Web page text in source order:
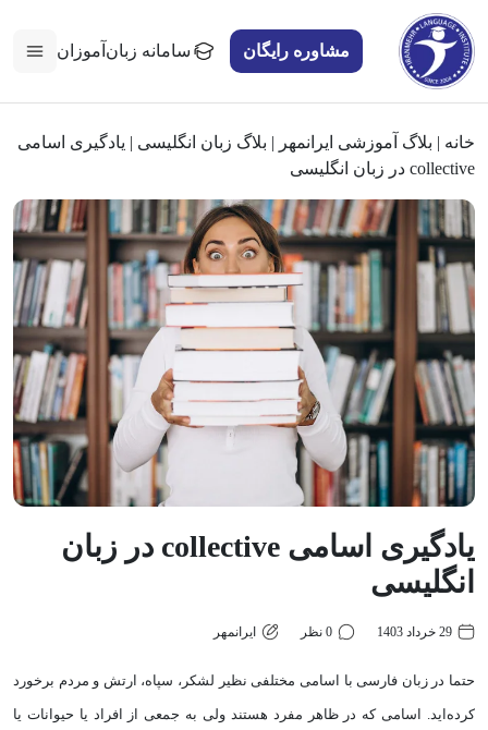
مشاوره رایگان سامانه زبان‌آموزان
خانه | بلاگ آموزشی ایرانمهر | بلاگ زبان انگلیسی | یادگیری اسامی
collective در زبان انگلیسی
یادگیری اسامی collective در زبان
انگلیسی
29 خرداد 1403 0 نظر ایرانمهر
حتما در زبان فارسی با اسامی مختلفی نظیر لشکر، سپاه، ارتش و مردم برخورد
کرده‌اید. اسامی که در ظاهر مفرد هستند ولی به جمعی از افراد یا حیوانات یا